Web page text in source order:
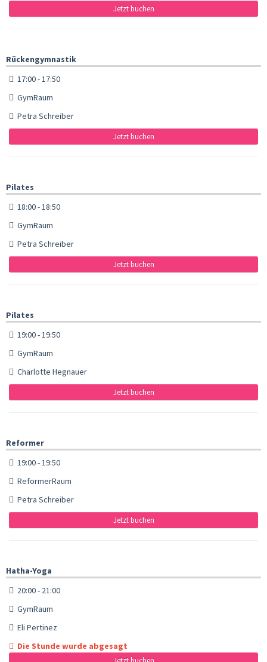
Jetzt buchen
Rückengymnastik
17:00 - 17:50
GymRaum
Petra Schreiber
Jetzt buchen
Pilates
18:00 - 18:50
GymRaum
Petra Schreiber
Jetzt buchen
Pilates
19:00 - 19:50
GymRaum
Charlotte Hegnauer
Jetzt buchen
Reformer
19:00 - 19:50
ReformerRaum
Petra Schreiber
Jetzt buchen
Hatha-Yoga
20:00 - 21:00
GymRaum
Eli Pertinez
Die Stunde wurde abgesagt